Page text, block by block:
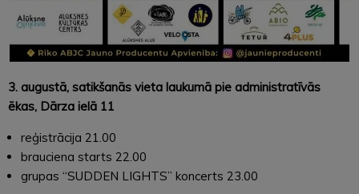
3. augustā, satikšanās vieta laukumā pie administratīvās
ēkas, Dārza ielā 11
reģistrācija 21.00
brauciena starts 22.00
grupas “SUDDEN LIGHTS” koncerts 23.00